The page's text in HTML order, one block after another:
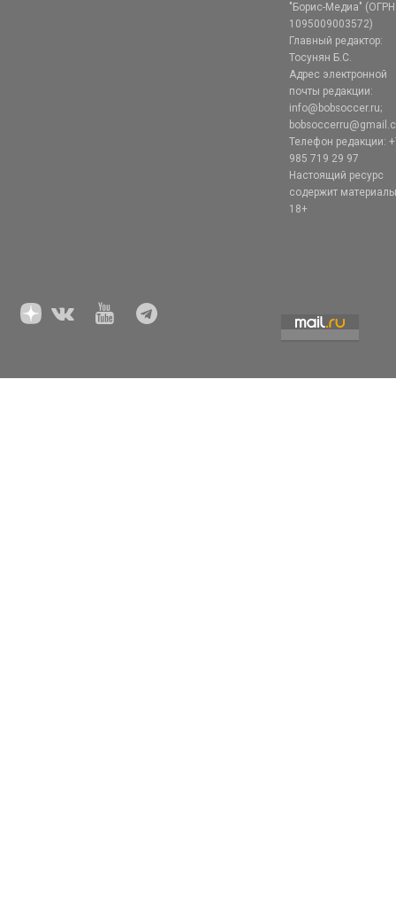
"Борис-Медиа" (ОГРН
1095009003572)
Главный редактор:
Тосунян Б.С.
Адрес электронной
почты редакции:
info@bobsoccer.ru;
Телефон редакции:
985 719 29 97
Настоящий ресурс
содержит
18+